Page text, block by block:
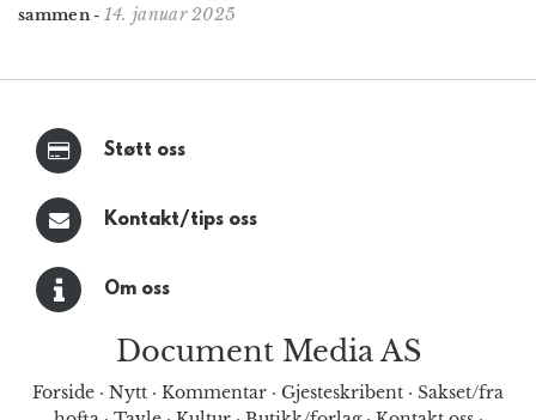
sammen- 14. januar 2025
Støtt oss
Kontakt/tips oss
Om oss
Document Media AS
Forside · Nytt · Kommentar · Gjesteskribent · Sakset/fra